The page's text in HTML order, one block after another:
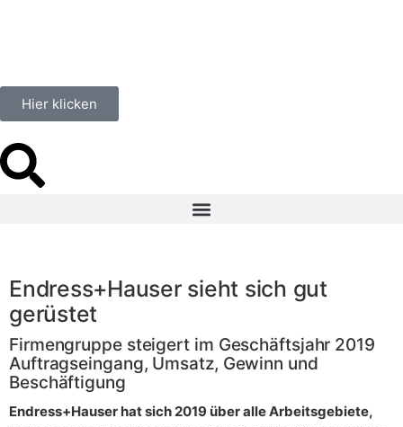
Hier klicken
Endress+Hauser sieht sich gut
gerüstet
Firmengruppe steigert im Geschäftsjahr 2019
Auftragseingang, Umsatz, Gewinn und
Beschäftigung
Endress+Hauser hat sich 2019 über alle Arbeitsgebiete,